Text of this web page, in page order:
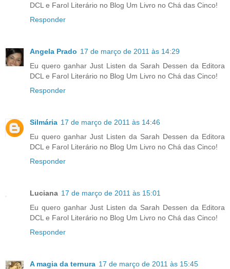
DCL e Farol Literário no Blog Um Livro no Chá das Cinco!
Responder
Angela Prado 17 de março de 2011 às 14:29
Eu quero ganhar Just Listen da Sarah Dessen da Editora
DCL e Farol Literário no Blog Um Livro no Chá das Cinco!
Responder
Silmária 17 de março de 2011 às 14:46
Eu quero ganhar Just Listen da Sarah Dessen da Editora
DCL e Farol Literário no Blog Um Livro no Chá das Cinco!
Responder
Luciana 17 de março de 2011 às 15:01
Eu quero ganhar Just Listen da Sarah Dessen da Editora
DCL e Farol Literário no Blog Um Livro no Chá das Cinco!
Responder
A magia da ternura 17 de março de 2011 às 15:45